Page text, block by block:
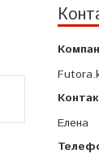
Елена